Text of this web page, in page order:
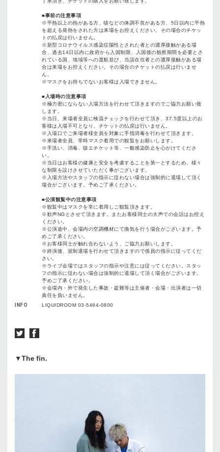
■事前の注意事項
※平熱以上の熱がある方、咳などの体調不良がある方、 5日以内に平熱
を超える発熱をされた方は来場をお控えください。その場合のチケッ
トの払戻は行いません。
※新型コロナウイルス感染症陽性とされた者との濃厚接触がある場
合、過去14日以内に政府から入国制限、入国後の観察期間を必要とさ
れている国、地域等への渡航並び、当該在住者との濃厚接触がある場
合は来場をお控えください。その場合のチケットの払戻は行いませ
ん。
※マスクをお持ちでないお客様は入場できません。
■ 入場時の注意事項
※極力密にならない入場方法を行わせて頂きますのでご協力お願い致
します。
※ 当日、来場者全員に検温チェックを行わせて頂き、 37.5度以上のお
客様は入場不可となり、チケットの払戻は行いません。
※ 入場口でご来場者様全員を対象に手指消毒を行わせて頂きます。
※来場者全員、常時マスク着用での観覧をお願いします。
※手洗い、消毒、咳エチケット等、一般感染防止を心がけてくださ
い。
※ 当日はお客様の健康と安全を考慮することを第一とするため、様々
な制限を設けさせていただく事がございます。
※ 入場方法やスタッフの指示に従わない場合は強制的に退場して頂く
場合がございます。予めご了承ください。
■公演観覧中の注意事項
※観覧中はマスクを常に着用しご観覧頂きます。
※歓声NG とさせて頂きます。またお客様同士の大声での会話はお控え
ください。
※公演途中、会場内の空調機材にて換気を行う場合がございます。予
めご了承ください。
※ お客様同士が触れ合わないよう、ご協力お願いします。
※終演後、規制退場を行わせて頂きますので係員の指示に従ってくだ
さい。
※ ライブ会場ではスタッフの指示や注意には従ってください。スタッ
フの指示に従わない場合は強制的に退場して頂く場合がございます。
予めご了承ください。
※会場内・外で発生した事故・盗難等は主催者・会場・出演者は一切
責任を負いません。
INFO
LIQUIDROOM 03-5464-0800
▼The fin.